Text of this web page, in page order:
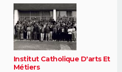
Institut Catholique D'arts Et
Métiers